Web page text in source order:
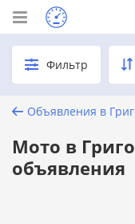
Фильтр
Объявления в
Мото в
объявления